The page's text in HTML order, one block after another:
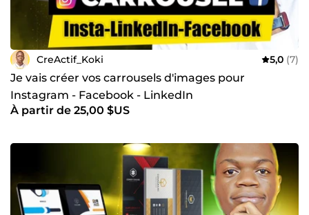
CreActif_Koki 5,0 (7)
Je vais créer vos carrousels d'images pour
Instagram - Facebook - LinkedIn
À partir de 25,00 $US